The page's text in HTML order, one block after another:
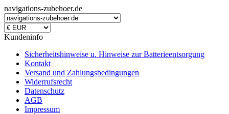
navigations-zubehoer.de
Kundeninfo
Sicherheitshinweise u. Hinweise zur Batterieentsorgung
Kontakt
Versand und Zahlungsbedingungen
Widerrufsrecht
Datenschutz
AGB
Impressum